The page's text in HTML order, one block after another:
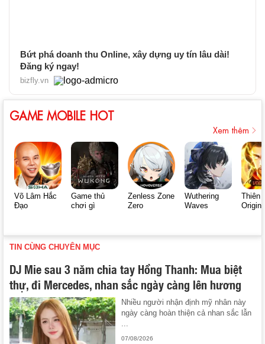
Bứt phá doanh thu Online, xây dựng uy tín lâu dài!
Đăng ký ngay!
bizfly.vn
GAME MOBILE HOT
Xem thêm
Võ Lâm Hắc
Đạo
Game thủ
chơi gì
Zenless Zone
Zero
Wuthering
Waves
Thiên
Origin
TIN CÙNG CHUYÊN MỤC
DJ Mie sau 3 năm chia tay Hồng Thanh: Mua biệt
thự, đi Mercedes, nhan sắc ngày càng lên hương
Nhiều người nhận định mỹ nhân này
ngày càng hoàn thiện cả nhan sắc lẫn
07/08/2026